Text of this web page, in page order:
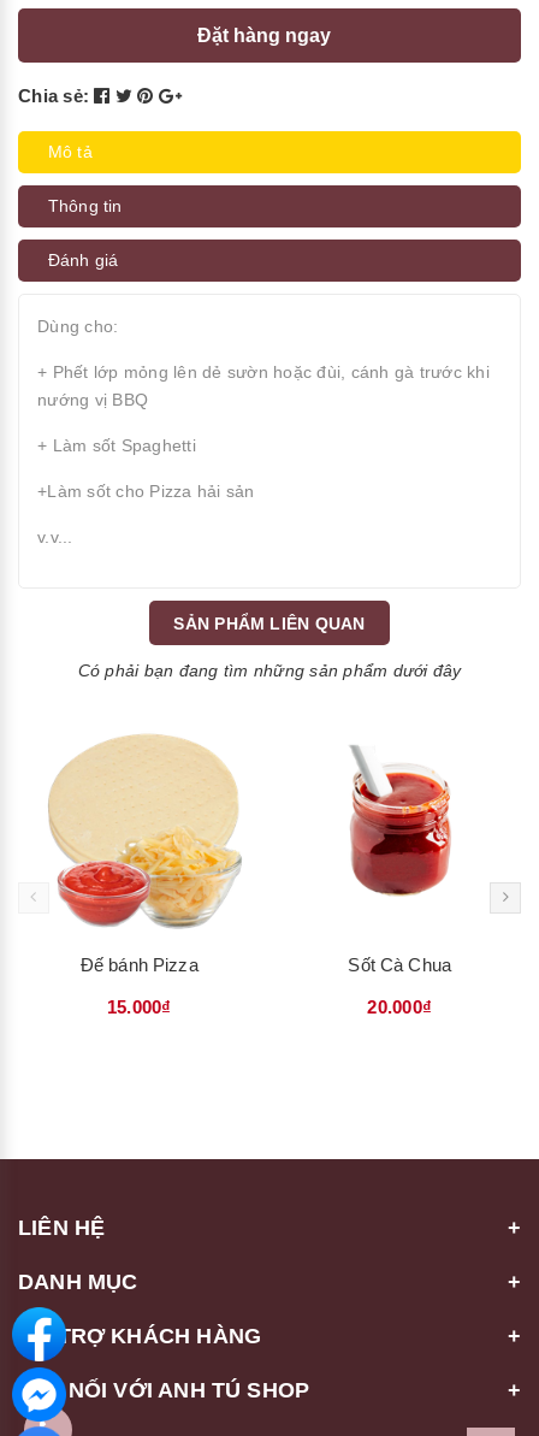
Đặt hàng ngay
Chia sẻ:
Mô tả
Thông tin
Đánh giá
Dùng cho:
+ Phết lớp mỏng lên dẻ sườn hoặc đùi, cánh gà trước khi
nướng vị BBQ
+ Làm sốt Spaghetti
+Làm sốt cho Pizza hải sản
v.v...
SẢN PHẨM LIÊN QUAN
Có phải bạn đang tìm những sản phẩm dưới đây
Đế bánh Pizza
15.000₫
Sốt Cà Chua
20.000₫
LIÊN HỆ
DANH MỤC
HỖ TRỢ KHÁCH HÀNG
KẾT NỐI VỚI ANH TÚ SHOP